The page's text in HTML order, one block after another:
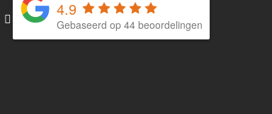
4.9
Gebaseerd op 44 beoordelingen